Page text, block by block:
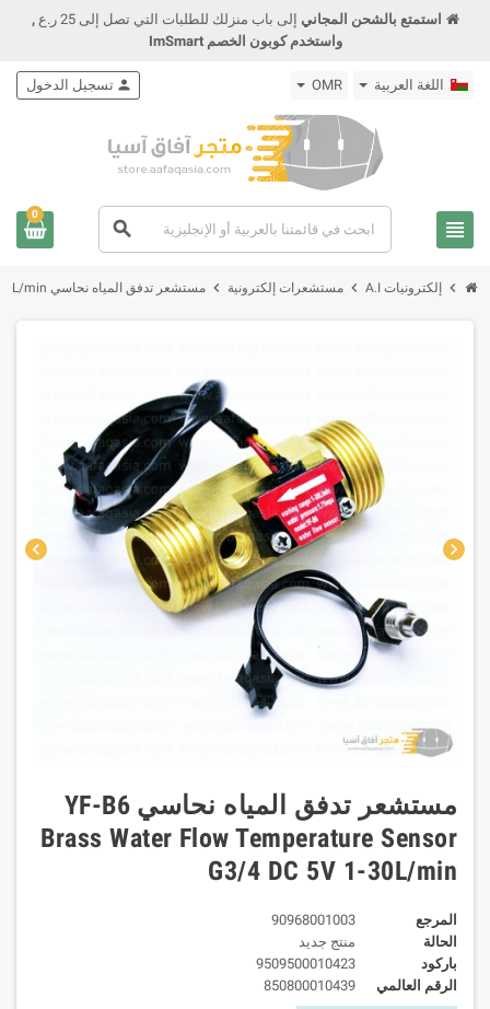
استمتع بالشحن المجاني إلى باب منزلك للطلبات التي تصل إلى 25 ر.ع
,
واستخدم كوبون الخصم ImSmart
اللغة العربية OMR
view_headline
search
person تسجيل الدخول
0
chevron_right إلكترونيات A.I chevron_right مستشعرات إلكترونية chevron_right مستشعر تدفق المياه نحاسي YF-B6 Brass Water Flow Temperature Sensor G3/4 DC 5V 1-30L/min
chevron_left chevron_right
مستشعر تدفق المياه نحاسي YF-B6
Brass Water Flow Temperature Sensor
G3/4 DC 5V 1-30L/min
المرجع
90968001003
الحالة
منتج جديد
باركود
9509500010423
الرقم العالمي
850800010439